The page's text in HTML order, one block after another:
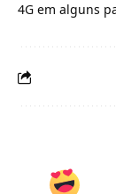
4G em alguns